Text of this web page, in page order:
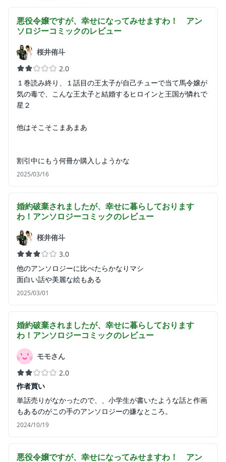
悪役令嬢ですが、幸せになってみせますわ！ アン
ソロジーコミックのレビュー
桜井侑斗
2.0
１巻読み終り、１話目の王太子が自己チューで当て馬令嬢が
気の毒で、こんな王太子と結婚するヒロインと王国が憐れで
星２
他はそこそこまあまあ
割引中にもう何冊か購入しようかな
2025/03/16
婚約破棄されましたが、幸せに暮らしております
わ！アンソロジーコミックのレビュー
桜井侑斗
3.0
他のアンソロジーに比べたらかなりマシ
面白い話や美麗な絵もある
2025/03/01
婚約破棄されましたが、幸せに暮らしております
わ！アンソロジーコミックのレビュー
モモさん
2.0
作者買い
単話売りがなかったので、、小学生が書いたような話と作画
もあるのがこの手のアンソロジーの嫌なところ。
2024/10/19
悪役令嬢ですが、幸せになってみせますわ！ アン